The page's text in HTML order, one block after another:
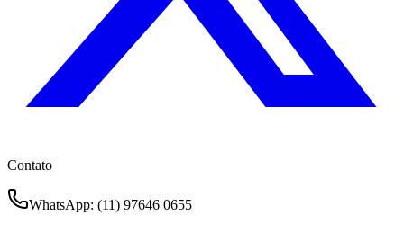
Contato
WhatsApp: (11) 97646 0655